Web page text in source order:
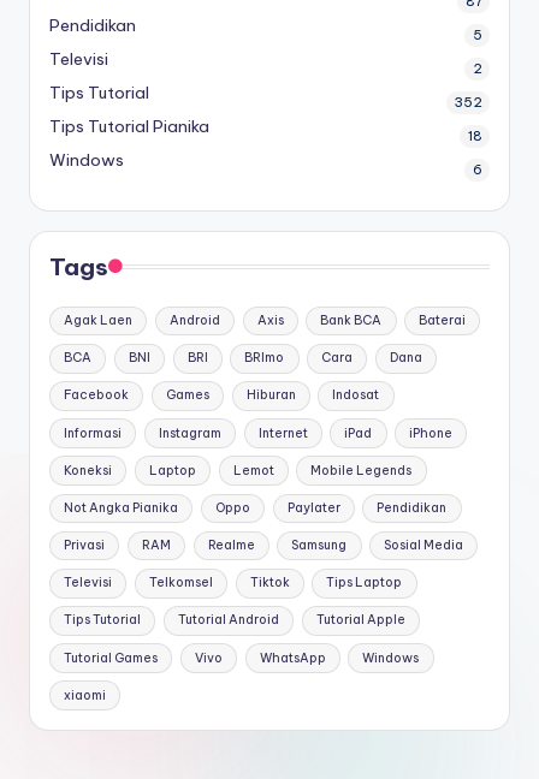
Pendidikan 5
Televisi 2
Tips Tutorial 352
Tips Tutorial Pianika 18
Windows 6
Tags
Agak Laen Android Axis Bank BCA Baterai
BCA BNI BRI BRImo Cara Dana
Facebook Games Hiburan Indosat
Informasi Instagram Internet iPad iPhone
Koneksi Laptop Lemot Mobile Legends
Not Angka Pianika Oppo Paylater Pendidikan
Privasi RAM Realme Samsung Sosial Media
Televisi Telkomsel Tiktok Tips Laptop
Tips Tutorial Tutorial Android Tutorial Apple
Tutorial Games Vivo WhatsApp Windows
xiaomi